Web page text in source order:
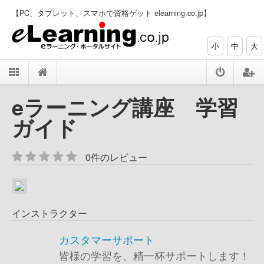
【PC、タブレット、スマホで資格ゲット elearning.co.jp】
小 中 大
eラーニング講座 学習
ガイド
0件のレビュー
インストラクター
カスタマーサポート
皆様の学習を、精一杯サポートします！